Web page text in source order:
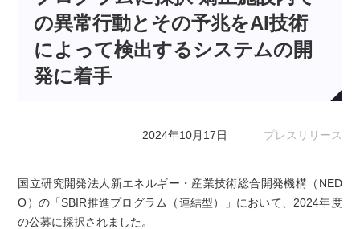
の異常行動とその予兆をAI技術
によって検出するシステムの開
発に着手
2024年10月17日 プレスリリース
国立研究開発法人新エネルギー・産業技術総合開発機構（NED
O）の「SBIR推進プログラム（連結型）」において、2024年度
の公募に採択されました。